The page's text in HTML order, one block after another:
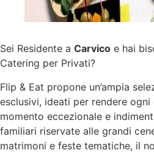
Sei Residente a Carvico e hai
Catering per Privati?
Flip & Eat propone un’ampia
esclusivi, ideati per rendere
momento eccezionale e
familiari riservate alle grandi
matrimoni e feste tematiche, il